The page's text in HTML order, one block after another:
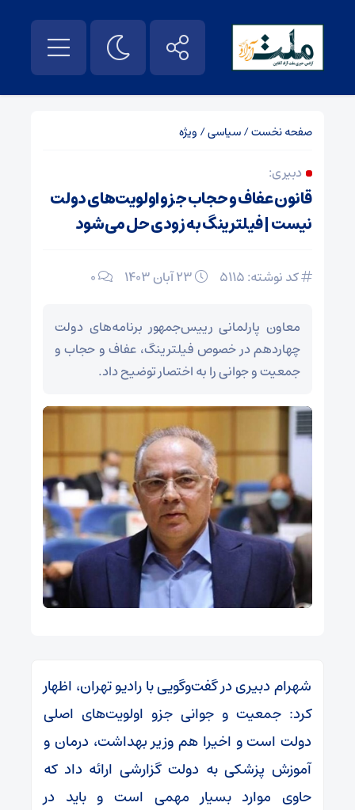
صفحه نخست/سیاسی/ ویژه
دبیری:
قانون عفاف و حجاب جزو اولویت‌های دولت
نیست | فیلترینگ به زودی حل می‌شود
کد نوشته: 5115 0
معاون پارلمانی رییس‌جمهور برنامه‌های دولت
چهاردهم در خصوص فیلترینگ، عفاف و حجاب و
جمعیت و جوانی را به اختصار توضیح داد.
شهرام دبیری در گفت‌وگویی با رادیو تهران، اظهار
کرد: جمعیت و جوانی جزو اولویت‌های اصلی
دولت است و اخیرا هم وزیر بهداشت، درمان و
آموزش پزشکی به دولت گزارشی ارائه داد که
حاوی موارد بسیار مهمی است و باید در